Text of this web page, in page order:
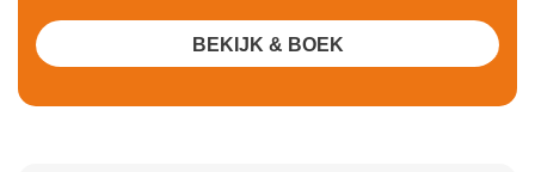
BEKIJK & BOEK